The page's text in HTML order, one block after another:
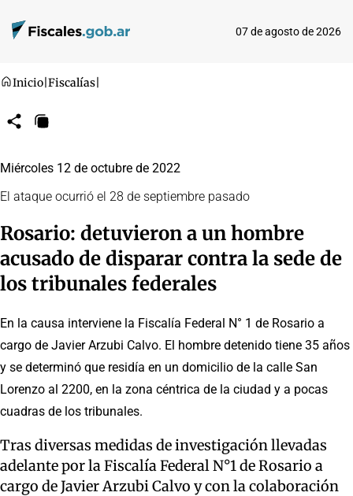
07 de agosto de 2026
Inicio Fiscalías
CompartirCopiar
Miércoles 12 de octubre de 2022
El ataque ocurrió el 28 de septiembre pasado
Rosario: detuvieron a un hombre
acusado de disparar contra la sede de
los tribunales federales
En la causa interviene la Fiscalía Federal N° 1 de Rosario a
cargo de Javier Arzubi Calvo. El hombre detenido tiene 35 años
y se determinó que residía en un domicilio de la calle San
Lorenzo al 2200, en la zona céntrica de la ciudad y a pocas
cuadras de los tribunales.
Tras diversas medidas de investigación llevadas
adelante por la Fiscalía Federal N°1 de Rosario a
cargo de Javier Arzubi Calvo y con la colaboración